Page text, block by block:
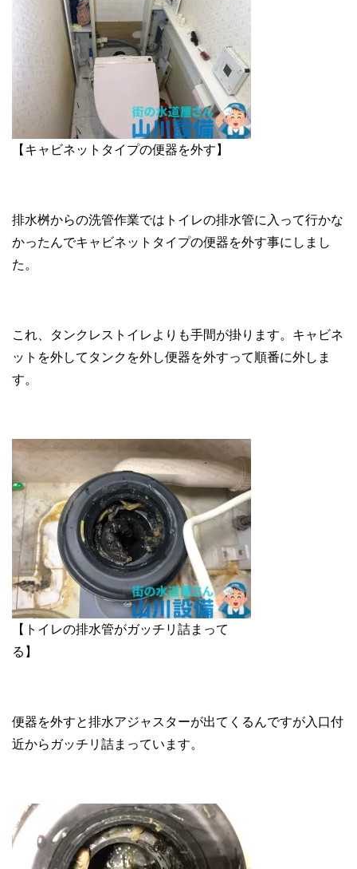
【キャビネットタイプの便器を外す】
排水桝からの洗管作業ではトイレの排水管に入って行かな
かったんでキャビネットタイプの便器を外す事にしまし
た。
これ、タンクレストイレよりも手間が掛ります。キャビネ
ットを外してタンクを外し便器を外すって順番に外しま
す。
【トイレの排水管がガッチリ詰まって
る】
便器を外すと排水アジャスターが出てくるんですが入口付
近からガッチリ詰まっています。